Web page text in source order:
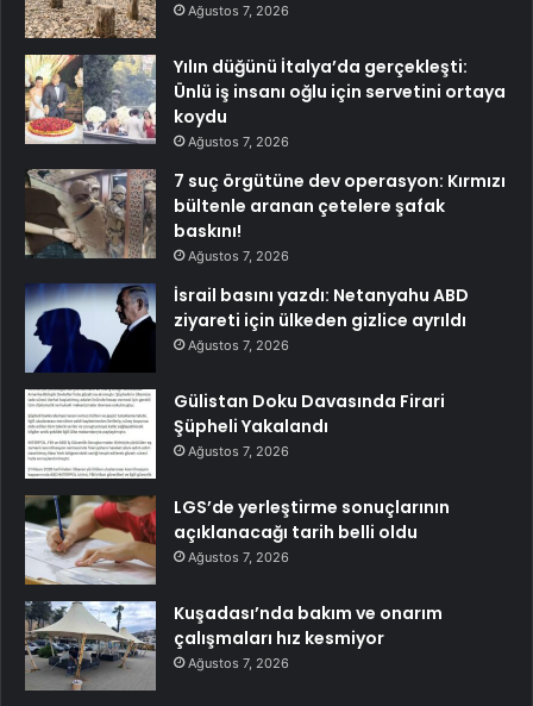
Ağustos 7, 2026
Yılın düğünü İtalya’da gerçekleşti:
Ünlü iş insanı oğlu için servetini ortaya
koydu
Ağustos 7, 2026
7 suç örgütüne dev operasyon: Kırmızı
bültenle aranan çetelere şafak
baskını!
Ağustos 7, 2026
İsrail basını yazdı: Netanyahu ABD
ziyareti için ülkeden gizlice ayrıldı
Ağustos 7, 2026
Gülistan Doku Davasında Firari
Şüpheli Yakalandı
Ağustos 7, 2026
LGS’de yerleştirme sonuçlarının
açıklanacağı tarih belli oldu
Ağustos 7, 2026
Kuşadası’nda bakım ve onarım
çalışmaları hız kesmiyor
Ağustos 7, 2026